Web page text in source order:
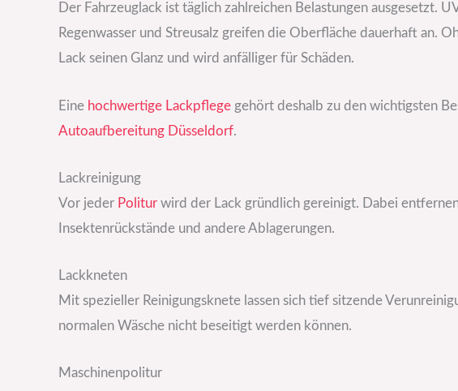
Der Fahrzeuglack ist täglich zahlreichen Belastungen ausgesetzt.
Regenwasser und Streusalz greifen die Oberfläche dauerhaft an.
Lack seinen Glanz und wird anfälliger für Schäden.
Eine hochwertige Lackpflege gehört deshalb zu den wichtigsten
Autoaufbereitung Düsseldorf.
Lackreinigung
Vor jeder Politur wird der Lack gründlich gereinigt. Dabei
Insektenrückstände und andere Ablagerungen.
Lackkneten
Mit spezieller Reinigungsknete lassen sich tief sitzende
normalen Wäsche nicht beseitigt werden können.
Maschinenpolitur